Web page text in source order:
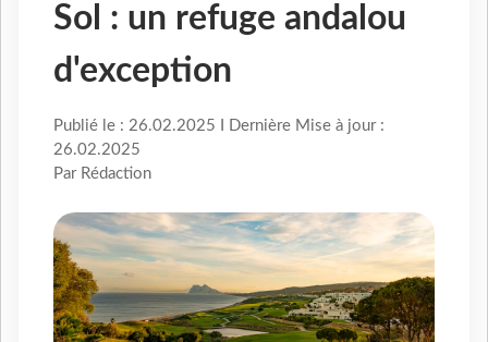
Sol : un refuge andalou
d'exception
Publié le : 26.02.2025 I Dernière Mise à jour :
26.02.2025
Par Rédaction